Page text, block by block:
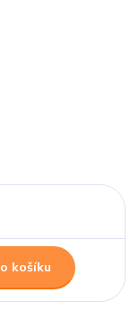
košíku